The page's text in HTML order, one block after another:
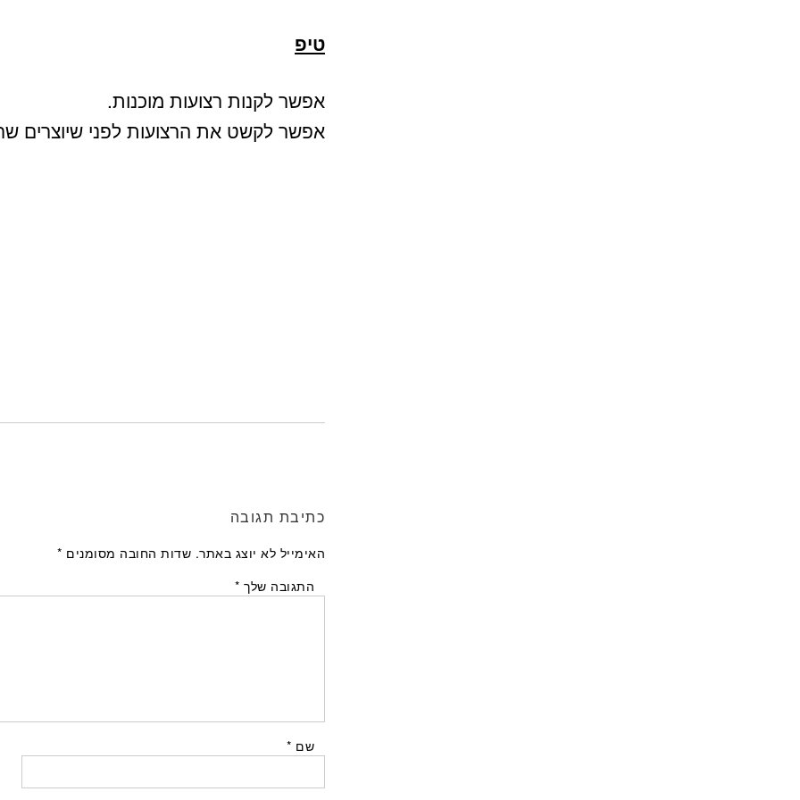
טיפ
אפשר לקנות רצועות מוכנות.
אפשר לקשט את הרצועות לפני שיוצרים
כתיבת תגובה
האימייל לא יוצג באתר. שדות החובה מסומנים *
התגובה שלך *
שם *